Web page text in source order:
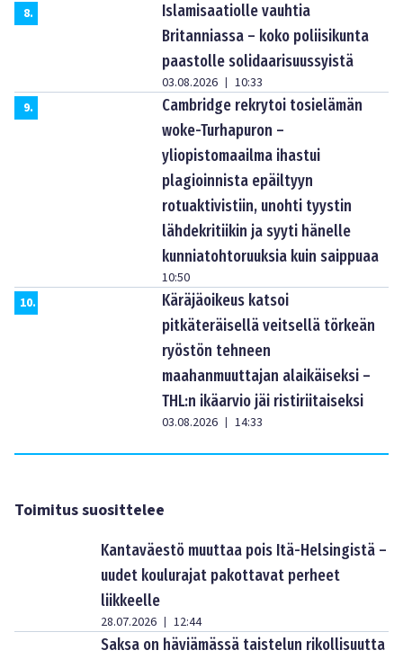
8.
Islamisaatiolle vauhtia
Britanniassa – koko poliisikunta
paastolle solidaarisuussyistä
03.08.2026
10:33
9.
Cambridge rekrytoi tosielämän
woke-Turhapuron –
yliopistomaailma ihastui
plagioinnista epäiltyyn
rotuaktivistiin, unohti tyystin
lähdekritiikin ja syyti hänelle
kunniatohtoruuksia kuin saippuaa
10:50
10.
Käräjäoikeus katsoi
pitkäteräisellä veitsellä törkeän
ryöstön tehneen
maahanmuuttajan alaikäiseksi –
THL:n ikäarvio jäi ristiriitaiseksi
03.08.2026 14:33
Toimitus suosittelee
Kantaväestö muuttaa pois Itä-Helsingistä –
uudet koulurajat pakottavat perheet
liikkeelle
28.07.2026 12:44
Saksa on häviämässä taistelun rikollisuutta